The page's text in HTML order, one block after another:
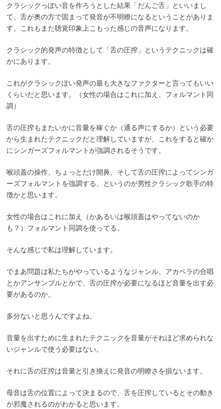
クラシックっぽい音を作ろうとした結果「だんご舌」といいまし
て、舌が奥の方で固まって発音が不明瞭になるということがありま
す。これもまた聴覚印象上こもった感じの音声になります。
クラシック的発声の特徴として「舌の圧搾」というテクニックは確
かにあります。
これがクラシックぽい発声の最も大きなファクターと言ってもいい
くらいだと思います。（女性の場合はこれに加え、フォルマント同
調）
舌の圧搾もまたいかに音量を稼ぐか（通る声にするか）という必要
から生まれたテクニックだと理解していますが、これをすると確か
にシンガーズフォルマントが強調されるそうです。
喉頭蓋の操作、ちょっとだけ開鼻、そして舌の圧搾によってシンガ
ーズフォルマントを強調する、というのが男性クラシック歌手の特
徴かと思います。
女性の場合はこれに加え（かあるいは喉頭蓋はやってないのか
も？）フォルマント同調を使ってる。
そんな感じで私は理解しています。
でまあ問題は私たちがやっているようなジャンル、アカペラの合唱
とかアンサンブルとかで、舌の圧搾が必要になるほど音量を出す必
要があるのか。
多分ないと思うんですよね。
音量を出すために生まれたテクニックを音量がそれほど求められな
いジャンルで使う必要はない。
それに舌の圧搾は音量と引き換えに発音の明瞭さを損ないます。
母音は舌の位置によって決まるので、舌を圧搾しているとその動き
が邪魔されるのがわかると思います。